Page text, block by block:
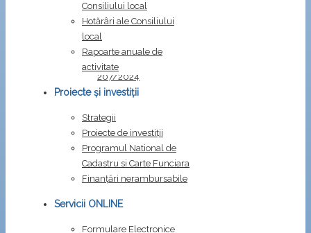
Semn
de
Dispozitia
207/2024
Dispozitia
Consiliului local
Hotărâri ale Consiliului
local
Rapoarte anuale de
activitate
Proiecte și investiții
Strategii
Proiecte de investiții
Programul National de
Cadastru si Carte Funciara
Finanțări nerambursabile
Servicii ONLINE
Formulare Electronice